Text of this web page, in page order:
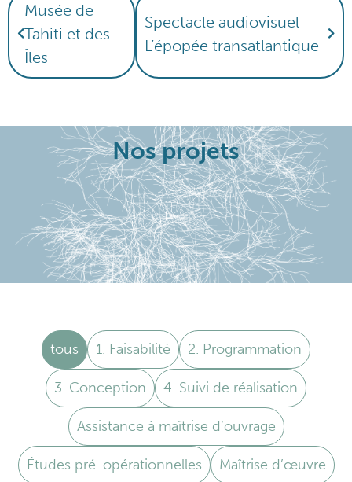
Musée de
Tahiti et des
Îles
Spectacle audiovisuel
L’épopée transatlantique
Nos projets
tous 1. Faisabilité 2. Programmation
3. Conception 4. Suivi de réalisation
Assistance à maîtrise d’ouvrage
Études pré-opérationnelles Maîtrise d’œuvre